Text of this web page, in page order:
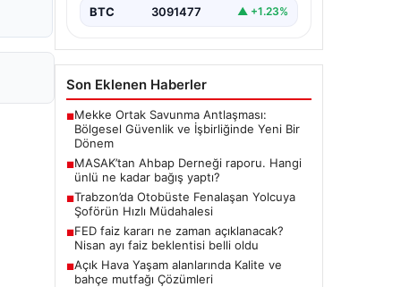
BTC 3091477 ▲ +1.23%
Son Eklenen Haberler
■Mekke Ortak Savunma Antlaşması:
Bölgesel Güvenlik ve İşbirliğinde Yeni Bir
Dönem
■MASAK’tan Ahbap Derneği raporu. Hangi
ünlü ne kadar bağış yaptı?
■Trabzon’da Otobüste Fenalaşan Yolcuya
Şoförün Hızlı Müdahalesi
■FED faiz kararı ne zaman açıklanacak?
Nisan ayı faiz beklentisi belli oldu
■Açık Hava Yaşam alanlarında Kalite ve
bahçe mutfağı Çözümleri